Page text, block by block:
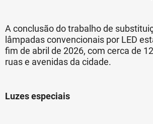
A conclusão do trabalho de
lâmpadas convencionais por LED
fim de abril de 2026, com cerca de
ruas e avenidas da cidade.
Luzes especiais